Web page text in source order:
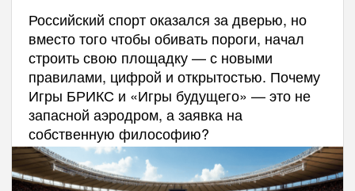
Российский спорт оказался за дверью, но
вместо того чтобы обивать пороги, начал
строить свою площадку — с новыми
правилами, цифрой и открытостью. Почему
Игры БРИКС и «Игры будущего» — это не
запасной аэродром, а заявка на
собственную философию?